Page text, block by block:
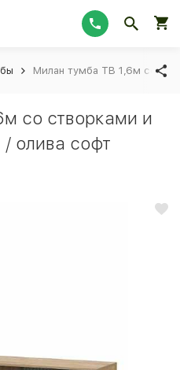
Милан тумба ТВ 1,6м со
со створками и
олива софт